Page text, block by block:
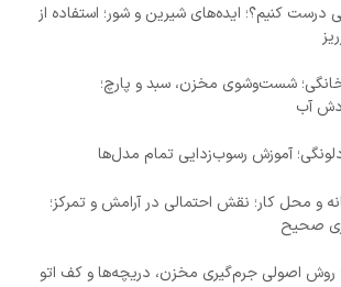
درست کنیم؟؛ ایده‌های شیرین و شور؛ استفاده از
شست‌وشوی مخزن، سبد و پارچ؛
آب
آموزش رسوب‌زدایی تمام مدل‌ها
و محل کار؛ نقش احتمالی در آرامش و تمرکز؛
صحیح
روش اصولی جرم‌گیری مخزن، دریچه‌ها و کف اتو